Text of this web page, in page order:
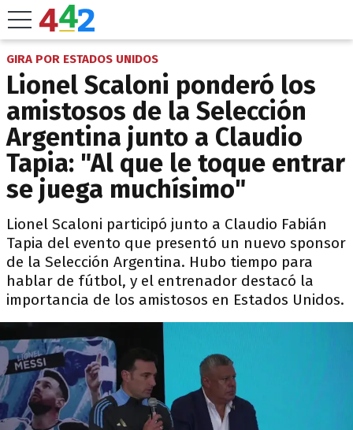
GIRA POR ESTADOS UNIDOS
Lionel Scaloni ponderó los
amistosos de la Selección
Argentina junto a Claudio
Tapia: "Al que le toque entrar
se juega muchísimo"
Lionel Scaloni participó junto a Claudio Fabián
Tapia del evento que presentó un nuevo sponsor
de la Selección Argentina. Hubo tiempo para
hablar de fútbol, y el entrenador destacó la
importancia de los amistosos en Estados Unidos.